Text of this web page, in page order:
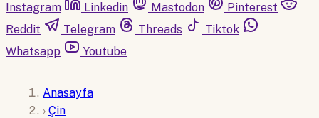
Instagram
Linkedin Mastodon
Pinterest
Reddit
Telegram Threads
Tiktok
Whatsapp
Youtube
Anasayfa
› Çin